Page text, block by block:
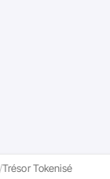
Trésor Tokenisé